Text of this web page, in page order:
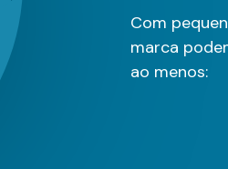
Com
marca
ao menos: